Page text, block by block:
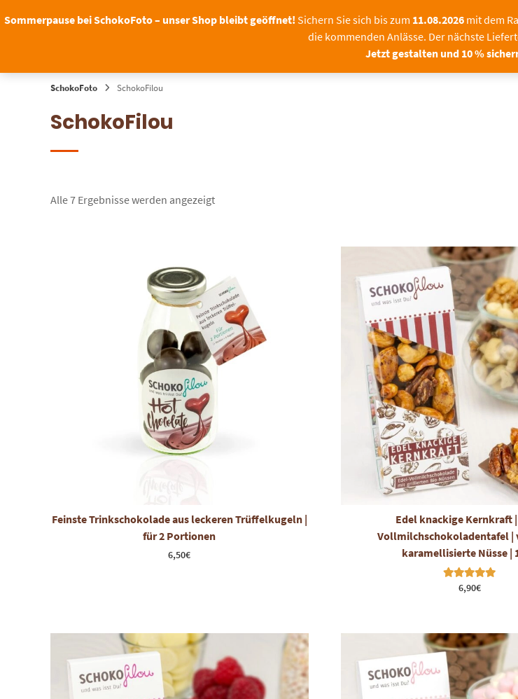
Sommerpause bei SchokoFoto – unser Shop bleibt geöffnet!Sichern Sie sich bis zum 11.08.2026 mit dem
die kommenden Anlässe. Der nächste
Jetzt gestalten und 10 %
Sie
B2B|FIRMEN FOTOPRALINEN
SchokoFoto SchokoFilou
SchokoFilou
Alle 7 Ergebnisse werden angezeigt
Feinste Trinkschokolade aus leckeren Trüffelkugeln |
für 2 Portionen
6,50€
Edel knackige Kernkraft
Vollmilchschokoladentafel |
karamellisierte Nüsse |
Bewertet mit
5.00
6,90€